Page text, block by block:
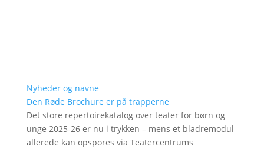
Nyheder og navne
Den Røde Brochure er på trapperne
Det store repertoirekatalog over teater for børn og
unge 2025-26 er nu i trykken – mens et bladremodul
allerede kan opspores via Teatercentrums